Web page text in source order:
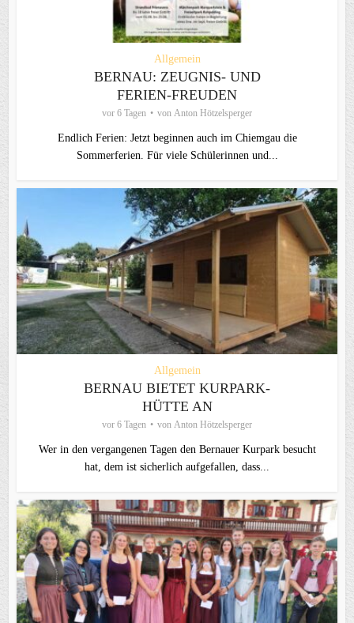
Allgemein
BERNAU: ZEUGNIS- UND
FERIEN-FREUDEN
vor 6 Tagen von Anton Hötzelsperger
Endlich Ferien: Jetzt beginnen auch im Chiemgau die
Sommerferien. Für viele Schülerinnen und...
Allgemein
BERNAU BIETET KURPARK-
HÜTTE AN
vor 6 Tagen von Anton Hötzelsperger
Wer in den vergangenen Tagen den Bernauer Kurpark besucht
hat, dem ist sicherlich aufgefallen, dass...